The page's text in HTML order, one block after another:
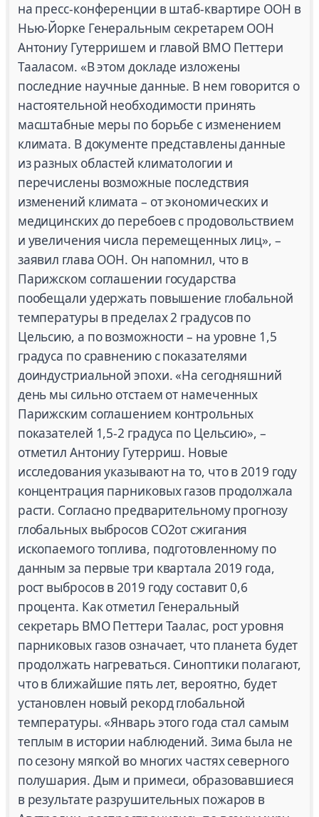
на пресс-конференции в штаб-квартире ООН в
Нью-Йорке Генеральным секретарем ООН
Антониу Гутерришем и главой ВМО Петтери
Тааласом. «В этом докладе изложены
последние научные данные. В нем говорится о
настоятельной необходимости принять
масштабные меры по борьбе с изменением
климата. В документе представлены данные
из разных областей климатологии и
перечислены возможные последствия
изменений климата – от экономических и
медицинских до перебоев с продовольствием
и увеличения числа перемещенных лиц», –
заявил глава ООН. Он напомнил, что в
Парижском соглашении государства
пообещали удержать повышение глобальной
температуры в пределах 2 градусов по
Цельсию, а по возможности – на уровне 1,5
градуса по сравнению с показателями
доиндустриальной эпохи. «На сегодняшний
день мы сильно отстаем от намеченных
Парижским соглашением контрольных
показателей 1,5-2 градуса по Цельсию», –
отметил Антониу Гутерриш. Новые
исследования указывают на то, что в 2019 году
концентрация парниковых газов продолжала
расти. Согласно предварительному прогнозу
глобальных выбросов CO2от сжигания
ископаемого топлива, подготовленному по
данным за первые три квартала 2019 года,
рост выбросов в 2019 году составит 0,6
процента. Как отметил Генеральный
секретарь ВМО Петтери Таалас, рост уровня
парниковых газов означает, что планета будет
продолжать нагреваться. Синоптики полагают,
что в ближайшие пять лет, вероятно, будет
установлен новый рекорд глобальной
температуры. «Январь этого года стал самым
теплым в истории наблюдений. Зима была не
по сезону мягкой во многих частях северного
полушария. Дым и примеси, образовавшиеся
в результате разрушительных пожаров в